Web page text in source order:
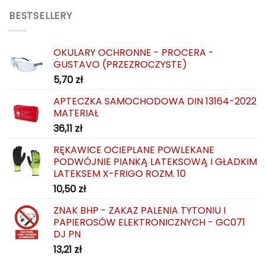
BESTSELLERY
OKULARY OCHRONNE - PROCERA -
GUSTAVO (PRZEZROCZYSTE)
5,70 zł
APTECZKA SAMOCHODOWA DIN 13164-2022
MATERIAŁ
36,11 zł
RĘKAWICE OCIEPLANE POWLEKANE
PODWÓJNIE PIANKĄ LATEKSOWĄ I GŁADKIM
LATEKSEM X-FRIGO ROZM. 10
10,50 zł
ZNAK BHP - ZAKAZ PALENIA TYTONIU I
PAPIEROSÓW ELEKTRONICZNYCH - GC071
DJ PN
13,21 zł